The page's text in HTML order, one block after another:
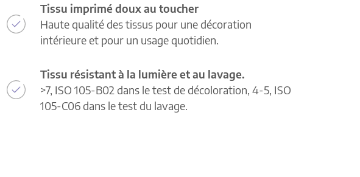
Tissu imprimé doux au toucher
Haute qualité des tissus pour une décoration
intérieure et pour un usage quotidien.
Tissu résistant à la lumière et au lavage.
>7, ISO 105-B02 dans le test de décoloration, 4-5, ISO
105-C06 dans le test du lavage.